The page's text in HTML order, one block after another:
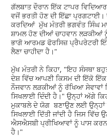
ਗੱਲਬਾਤ ਦੌਰਾਨ ਇੱਕ ਟਾਪਰ
ਵਜੋਂ ਭਰਤੀ ਹੋਣ ਦੀ ਇੱਛਾ
ਕਰਦਿਆਂ ਮੁੱਖ ਮੰਤਰੀ ਭਗਵੰਤ ਸਿੰਘ
ਸ਼ਾਮਲ ਹੋਣ ਦੀਆਂ ਚਾਹਵਾਨ
ਭਾਗੋ ਆਰਮਡ ਫੋਰਸਿਜ਼ ਪ੍ਰੈਪਰੇਟਰੀ
ਲੈਣਾ ਚਾਹੀਦਾ ਹੈ।"
ਮੁੱਖ ਮੰਤਰੀ ਨੇ ਕਿਹਾ, "ਇਹ ਸੰਸਥਾ
ਦੇਸ਼ ਵਿੱਚ ਆਪਣੀ ਕਿਸਮ ਦੀ ਇੱਕੋ ਇੱਕ
ਨੌਜਵਾਨ ਲੜਕੀਆਂ ਨੂੰ ਰੱਖਿਆ
ਸਿਖਲਾਈ ਦਿੰਦੀ ਹੈ।" ਉਨ੍ਹਾਂ ਅੱਗੇ
ਮੁਕਾਬਲੇ ਦੇ ਯੋਗ ਬਣਾਉਣ ਲਈ
ਸਿਖਲਾਈ ਦਿੱਤੀ ਜਾਂਦੀ ਹੈ ਜਿਸ
ਐਸਐਸਬੀ ਪ੍ਰੀਖਿਆਵਾਂ ਨੂੰ ਪਾਸ
ਹੈ।"